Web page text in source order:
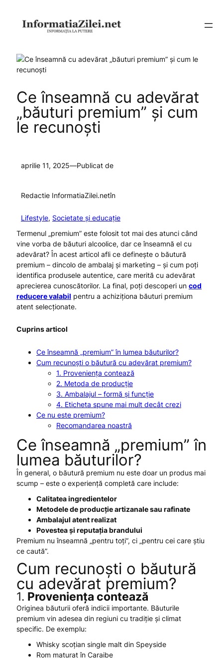
conținut
Ce înseamnă cu adevărat
„băuturi premium” și cum
le recunoști
aprilie 11, 2025—Publicat de
Redactie InformatiaZilei.netîn
Lifestyle, Societate și educație
Termenul „premium” este folosit tot mai des atunci când
vine vorba de băuturi alcoolice, dar ce înseamnă el cu
adevărat? În acest articol afli ce definește o băutură
premium – dincolo de ambalaj și marketing – și cum poți
identifica produsele autentice, care merită cu adevărat
aprecierea cunoscătorilor. La final, poți descoperi un cod
reducere valabil pentru a achiziționa băuturi premium
atent selecționate.
Cuprins articol
Ce înseamnă „premium” în lumea băuturilor?
Cum recunoști o băutură cu adevărat premium?
1. Proveniența contează
2. Metoda de producție
3. Ambalajul – formă și funcție
4. Eticheta spune mai mult decât crezi
Ce nu este premium?
Recomandarea noastră
Ce înseamnă „premium” în
lumea băuturilor?
În general, o băutură premium nu este doar un produs mai
scump – este o experiență completă care include:
Calitatea ingredientelor
Metodele de producție artizanale sau rafinate
Ambalajul atent realizat
Povestea și reputația brandului
Premium nu înseamnă „pentru toți”, ci „pentru cei care știu
ce caută”.
Cum recunoști o băutură
cu adevărat premium?
1. Proveniența contează
Originea băuturii oferă indicii importante. Băuturile
premium vin adesea din regiuni cu tradiție și climat
specific. De exemplu:
Whisky scoțian single malt din Speyside
Rom maturat în Caraibe